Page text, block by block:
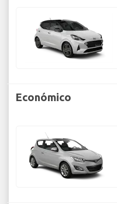
Económico